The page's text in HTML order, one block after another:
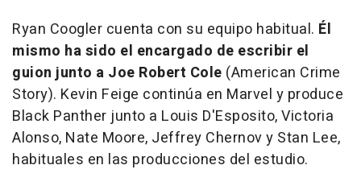
Ryan Coogler cuenta con su equipo habitual. Él
mismo ha sido el encargado de escribir el
guion junto a Joe Robert Cole (American Crime
Story). Kevin Feige continúa en Marvel y produce
Black Panther junto a Louis D'Esposito, Victoria
Alonso, Nate Moore, Jeffrey Chernovy Stan Lee,
habituales en las producciones del estudio.